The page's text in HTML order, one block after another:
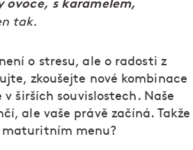
tak.
o stresu, ale o radosti z
zkoušejte nové kombinace
širších souvislostech. Naše
ale vaše právě začíná. Takže
maturitním menu?